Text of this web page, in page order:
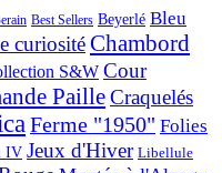
Best Sellers Beyerlé Bleu
curiositéChambord
S&W Cour
PailleCraquelés
Ferme "1950" Folies
IV Jeux d'Hiver Libellule